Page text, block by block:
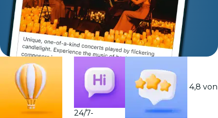
24/7-
4,8 von